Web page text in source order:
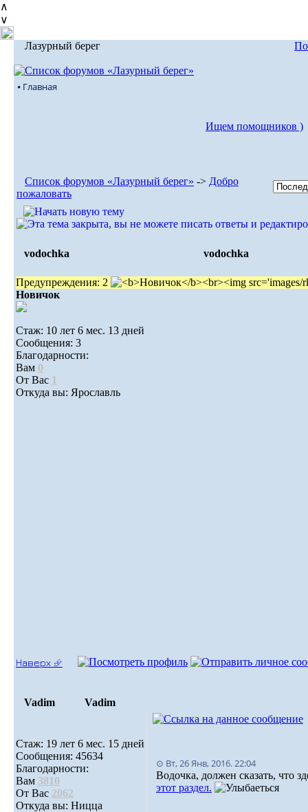
∧
∨
Лазурный берег
⦁ Главная
Ищем помощников )
Список форумов «Лазурный берег» -> Добро
пожаловать
vodochka vodochka
Предупреждения: 2
Новичок
Стаж: 10 лет 6 мес. 13 дней
Сообщения: 3
Благодарности:
Вам 0
От Вас 1
Откуда вы: Ярославль
Наверх ⮵
Vadim Vadim
Стаж: 19 лет 6 мес. 15 дней
Сообщения: 45634
Благодарности:
Вам 3810
От Вас 2062
Откуда вы: Ницца
⊙ Вт, 26 Янв, 2016. 22:04
Водочка, должен сказать, что
этот раздел.